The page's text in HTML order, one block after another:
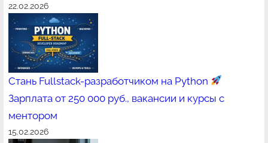
22.02.2026
Стань Fullstack-разработчиком на Python
Зарплата от 250 000 руб., вакансии и курсы с
ментором
15.02.2026